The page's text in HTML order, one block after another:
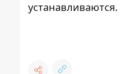
устанавливаются.